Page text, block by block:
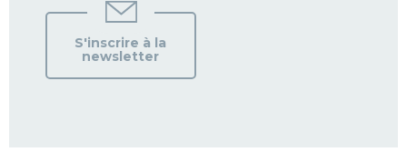
S'inscrire à la
newsletter